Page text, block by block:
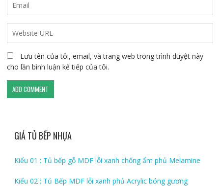
Lưu tên của tôi, email, và trang web trong trình duyệt này
cho lần bình luận kế tiếp của tôi.
GIÁ TỦ BẾP NHỰA
Kiểu 01 : Tủ bếp gỗ MDF lỗi xanh chống ẩm phủ Melamine
Kiểu 02 : Tủ Bếp MDF lỗi xanh phủ Acrylic bóng gương